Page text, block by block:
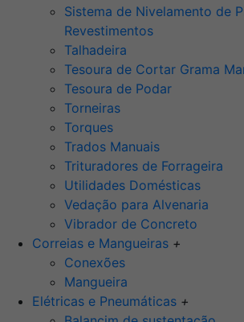
Sistema de Nivelamento de
Revestimentos
Talhadeira
Tesoura de Cortar Grama
Tesoura de Podar
Torneiras
Torques
Trados Manuais
Trituradores de Forrageira
Utilidades Domésticas
Vedação para Alvenaria
Vibrador de Concreto
Correias e Mangueiras +
Conexões
Mangueira
Elétricas e Pneumáticas +